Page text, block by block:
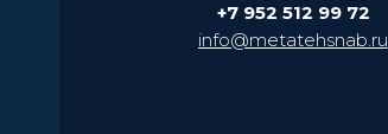
+7 952 512 99 72
info@metatehsnab.ru